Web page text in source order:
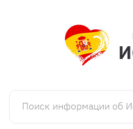
Поиск информации об